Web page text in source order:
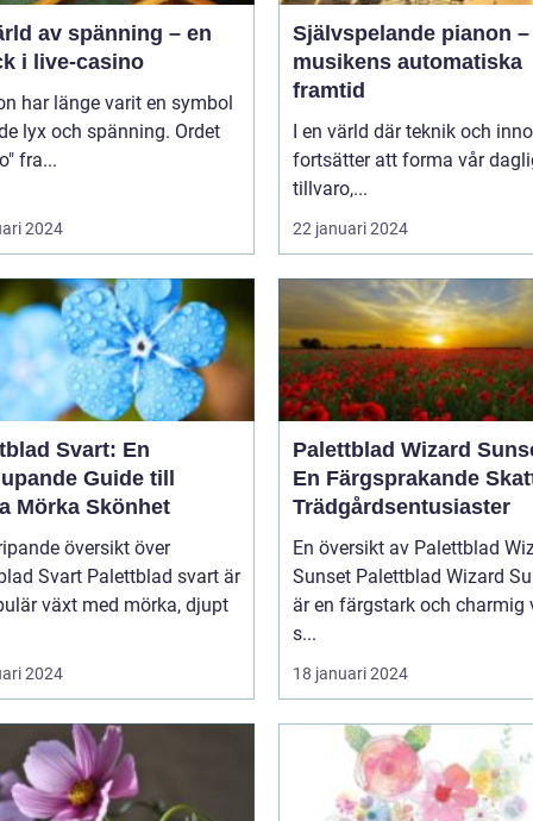
av spänning – en
i live-casino
har länge varit en symbol
lyx och spänning. Ordet
fra...
2024
Självspelande pianon –
musikens automatiska
framtid
I en värld där teknik och
fortsätter att forma vår
tillvaro,...
22 januari 2024
Svart: En
Guide till
Mörka Skönhet
översikt över
Svart Palettblad svart är
växt med mörka, djupt
2024
Palettblad Wizard
En Färgsprakande
Trädgårdsentusiaster
En översikt av Palettblad
Sunset Palettblad Wizard Sunset
är en färgstark och charmig
s...
18 januari 2024